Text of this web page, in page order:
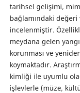
tarihsel gelişimi,
bağlamındaki
incelenmiştir.
meydana gelen
korunması ve
koymaktadır.
kimliği ile uyumlu
işlevlerle (müze,